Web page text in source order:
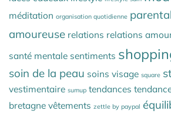
méditation organisation quotidienne
amoureuse relations relations
santé mentale sentiments
soin de la peau soins visage square
vestimentaire sumup tendances
bretagne vêtements zettle by paypal